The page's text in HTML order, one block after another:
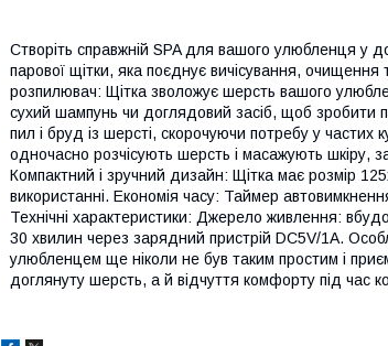
Створіть справжній SPA для вашого улюбленця у
парової щітки, яка поєднує вичісування,
розпилювач: Щітка зволожує шерсть вашого
сухий шампунь чи доглядовий засіб, щоб
пил і бруд із шерсті, скорочуючи потребу у
одночасно розчісують шерсть і масажують шкіру,
Компактний і зручний дизайн: Щітка має розмір
використанні. Економія часу: Таймер
Технічні характеристики: Джерело живлення:
30 хвилин через зарядний пристрій DC5V/1A.
улюбленцем ще ніколи не був таким простим і
доглянуту шерсть, а й відчуття комфорту під час